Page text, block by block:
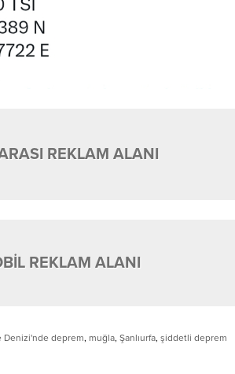
REKLAM ALANI
REKLAM ALANI
Denizi'nde deprem, muğla, Şanlıurfa, şiddetli deprem